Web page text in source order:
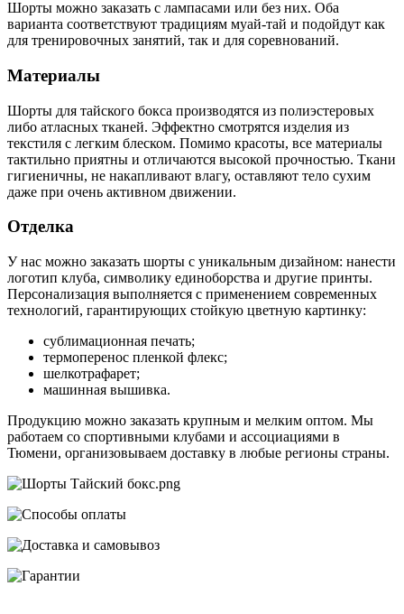
Шорты можно заказать с лампасами или без них. Оба
варианта соответствуют традициям муай-тай и подойдут как
для тренировочных занятий, так и для соревнований.
Материалы
Шорты для тайского бокса производятся из полиэстеровых
либо атласных тканей. Эффектно смотрятся изделия из
текстиля с легким блеском. Помимо красоты, все материалы
тактильно приятны и отличаются высокой прочностью. Ткани
гигиеничны, не накапливают влагу, оставляют тело сухим
даже при очень активном движении.
Отделка
У нас можно заказать шорты с уникальным дизайном: нанести
логотип клуба, символику единоборства и другие принты.
Персонализация выполняется с применением современных
технологий, гарантирующих стойкую цветную картинку:
сублимационная печать;
термоперенос пленкой флекс;
шелкотрафарет;
машинная вышивка.
Продукцию можно заказать крупным и мелким оптом. Мы
работаем со спортивными клубами и ассоциациями в
Тюмени, организовываем доставку в любые регионы страны.